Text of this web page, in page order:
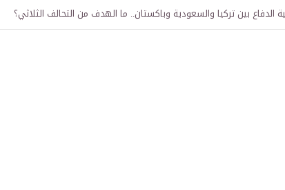
متى يحدث ذلك؟